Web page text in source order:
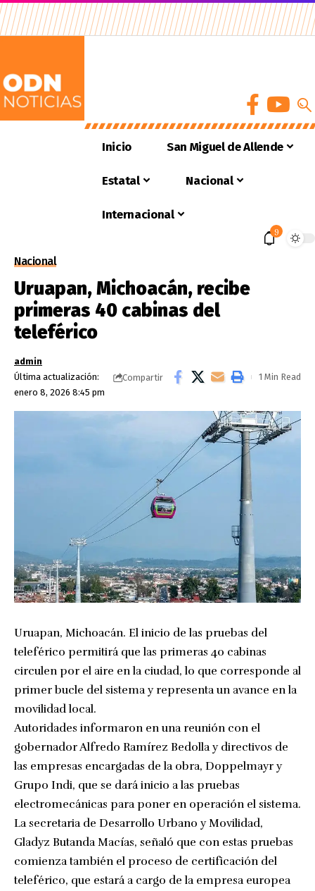
Inicio San Miguel de Allende
Estatal Nacional
Internacional
9
Nacional
Uruapan, Michoacán, recibe
primeras 40 cabinas del
teleférico
Última actualización:
enero 8, 2026 8:45 pm
admin
Compartir
1 Min Read
Uruapan, Michoacán. El inicio de las pruebas del
teleférico permitirá que las primeras 40 cabinas
circulen por el aire en la ciudad, lo que corresponde al
primer bucle del sistema y representa un avance en la
movilidad local.
Autoridades informaron en una reunión con el
gobernador Alfredo Ramírez Bedolla y directivos de
las empresas encargadas de la obra, Doppelmayr y
Grupo Indi, que se dará inicio a las pruebas
electromecánicas para poner en operación el sistema.
La secretaria de Desarrollo Urbano y Movilidad,
Gladyz Butanda Macías, señaló que con estas pruebas
comienza también el proceso de certificación del
teleférico, que estará a cargo de la empresa europea